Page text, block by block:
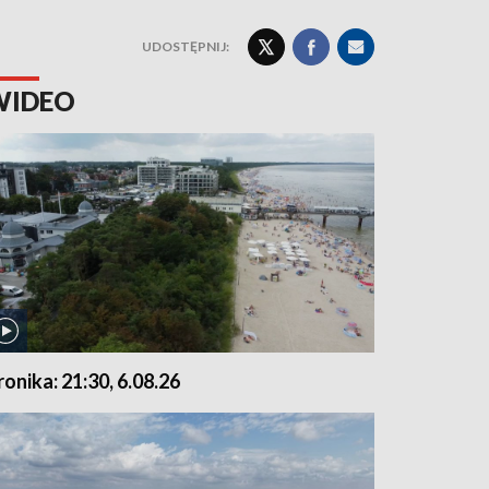
UDOSTĘPNIJ:
21:30, 6.08.26